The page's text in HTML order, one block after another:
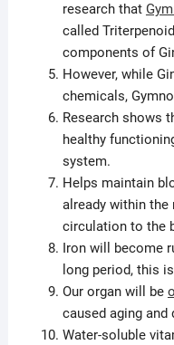
research that
called
components of
However, while
chemicals,
Research shows
healthy
system.
Helps maintain
already within the
circulation to the
Iron will become
long period, this
Our organ will be
caused aging and
Water-soluble